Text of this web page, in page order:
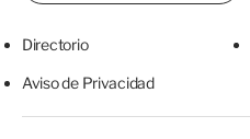
Directorio
Aviso de Privacidad